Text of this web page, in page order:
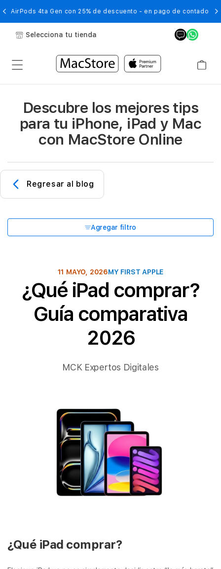
AirPods 4ta Gen con 25% de descuento - en pago de contado
Selecciona tu tienda
Descubre los mejores tips
para tu iPhone, iPad y Mac
con MacStore Online
Regresar al blog
Agregar filtro
11 MAYO, 2026MY FIRST APPLE
¿Qué iPad comprar?
Guía comparativa
2026
MCK Expertos Digitales
¿Qué iPad comprar?